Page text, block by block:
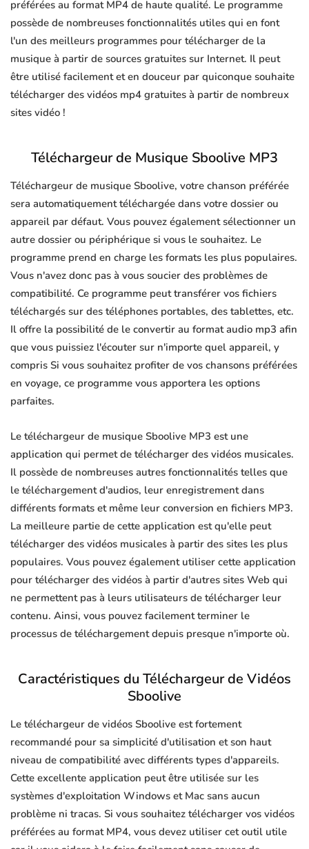
préférées au format MP4 de haute qualité. Le programme
possède de nombreuses fonctionnalités utiles qui en font
l'un des meilleurs programmes pour télécharger de la
musique à partir de sources gratuites sur Internet. Il peut
être utilisé facilement et en douceur par quiconque souhaite
télécharger des vidéos mp4 gratuites à partir de nombreux
sites vidéo !
Téléchargeur de Musique Sboolive MP3
Téléchargeur de musique Sboolive, votre chanson préférée
sera automatiquement téléchargée dans votre dossier ou
appareil par défaut. Vous pouvez également sélectionner un
autre dossier ou périphérique si vous le souhaitez. Le
programme prend en charge les formats les plus populaires.
Vous n'avez donc pas à vous soucier des problèmes de
compatibilité. Ce programme peut transférer vos fichiers
téléchargés sur des téléphones portables, des tablettes, etc.
Il offre la possibilité de le convertir au format audio mp3 afin
que vous puissiez l'écouter sur n'importe quel appareil, y
compris Si vous souhaitez profiter de vos chansons préférées
en voyage, ce programme vous apportera les options
parfaites.
Le téléchargeur de musique Sboolive MP3 est une
application qui permet de télécharger des vidéos musicales.
Il possède de nombreuses autres fonctionnalités telles que
le téléchargement d'audios, leur enregistrement dans
différents formats et même leur conversion en fichiers MP3.
La meilleure partie de cette application est qu'elle peut
télécharger des vidéos musicales à partir des sites les plus
populaires. Vous pouvez également utiliser cette application
pour télécharger des vidéos à partir d'autres sites Web qui
ne permettent pas à leurs utilisateurs de télécharger leur
contenu. Ainsi, vous pouvez facilement terminer le
processus de téléchargement depuis presque n'importe où.
Caractéristiques du Téléchargeur de Vidéos
Sboolive
Le téléchargeur de vidéos Sboolive est fortement
recommandé pour sa simplicité d'utilisation et son haut
niveau de compatibilité avec différents types d'appareils.
Cette excellente application peut être utilisée sur les
systèmes d'exploitation Windows et Mac sans aucun
problème ni tracas. Si vous souhaitez télécharger vos vidéos
préférées au format MP4, vous devez utiliser cet outil utile